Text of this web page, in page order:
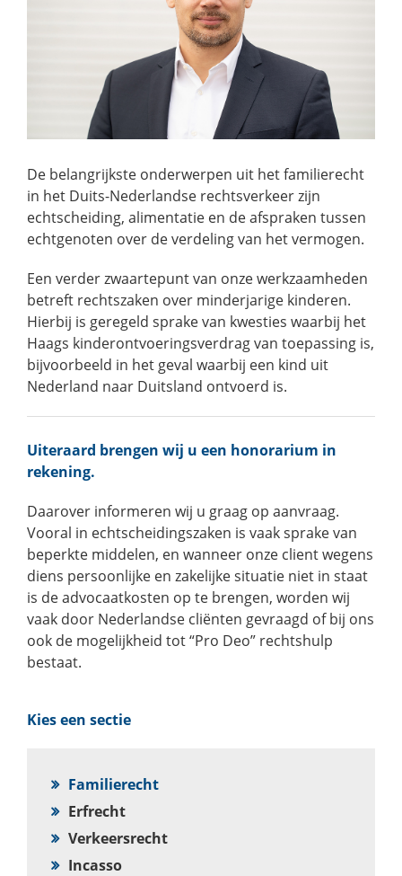
De belangrijkste onderwerpen uit het familierecht
in het Duits-Nederlandse rechtsverkeer zijn
echtscheiding, alimentatie en de afspraken tussen
echtgenoten over de verdeling van het vermogen.
Een verder zwaartepunt van onze werkzaamheden
betreft rechtszaken over minderjarige kinderen.
Hierbij is geregeld sprake van kwesties waarbij het
Haags kinderontvoeringsverdrag van toepassing is,
bijvoorbeeld in het geval waarbij een kind uit
Nederland naar Duitsland ontvoerd is.
Uiteraard brengen wij u een honorarium in
rekening.
Daarover informeren wij u graag op aanvraag.
Vooral in echtscheidingszaken is vaak sprake van
beperkte middelen, en wanneer onze client wegens
diens persoonlijke en zakelijke situatie niet in staat
is de advocaatkosten op te brengen, worden wij
vaak door Nederlandse cliënten gevraagd of bij ons
ook de mogelijkheid tot “Pro Deo” rechtshulp
bestaat.
Kies een sectie
Familierecht
Erfrecht
Verkeersrecht
Incasso